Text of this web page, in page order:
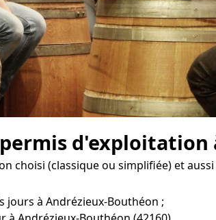
d'exploitation
choisi (classique ou simplifiée) et
jours à Andrézieux-Bouthéon ;